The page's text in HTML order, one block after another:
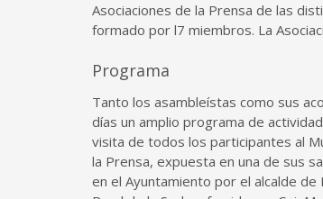
Asociaciones de la Prensa de las
formado por l7 miembros. La
Programa
Tanto los asambleístas como sus
días un amplio programa de
visita de todos los participantes al
la Prensa, expuesta en una de sus
en el Ayuntamiento por el alcalde de